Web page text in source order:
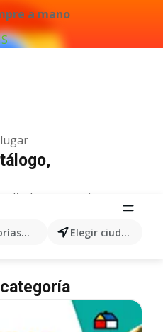
a mano
productos... Elegir ciudad
para este
comprarlo?